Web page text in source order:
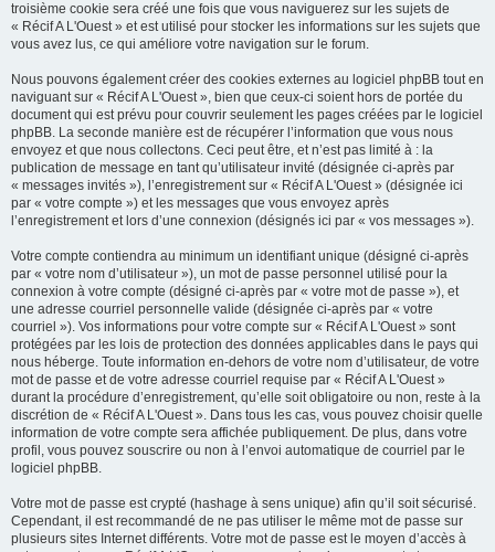
troisième cookie sera créé une fois que vous naviguerez sur les sujets de
« Récif A L'Ouest » et est utilisé pour stocker les informations sur les sujets que
vous avez lus, ce qui améliore votre navigation sur le forum.
Nous pouvons également créer des cookies externes au logiciel phpBB tout en
naviguant sur « Récif A L'Ouest », bien que ceux-ci soient hors de portée du
document qui est prévu pour couvrir seulement les pages créées par le logiciel
phpBB. La seconde manière est de récupérer l’information que vous nous
envoyez et que nous collectons. Ceci peut être, et n’est pas limité à : la
publication de message en tant qu’utilisateur invité (désignée ci-après par
« messages invités »), l’enregistrement sur « Récif A L'Ouest » (désignée ici
par « votre compte ») et les messages que vous envoyez après
l’enregistrement et lors d’une connexion (désignés ici par « vos messages »).
Votre compte contiendra au minimum un identifiant unique (désigné ci-après
par « votre nom d’utilisateur »), un mot de passe personnel utilisé pour la
connexion à votre compte (désigné ci-après par « votre mot de passe »), et
une adresse courriel personnelle valide (désignée ci-après par « votre
courriel »). Vos informations pour votre compte sur « Récif A L'Ouest » sont
protégées par les lois de protection des données applicables dans le pays qui
nous héberge. Toute information en-dehors de votre nom d’utilisateur, de votre
mot de passe et de votre adresse courriel requise par « Récif A L'Ouest »
durant la procédure d’enregistrement, qu’elle soit obligatoire ou non, reste à la
discrétion de « Récif A L'Ouest ». Dans tous les cas, vous pouvez choisir quelle
information de votre compte sera affichée publiquement. De plus, dans votre
profil, vous pouvez souscrire ou non à l’envoi automatique de courriel par le
logiciel phpBB.
Votre mot de passe est crypté (hashage à sens unique) afin qu’il soit sécurisé.
Cependant, il est recommandé de ne pas utiliser le même mot de passe sur
plusieurs sites Internet différents. Votre mot de passe est le moyen d’accès à